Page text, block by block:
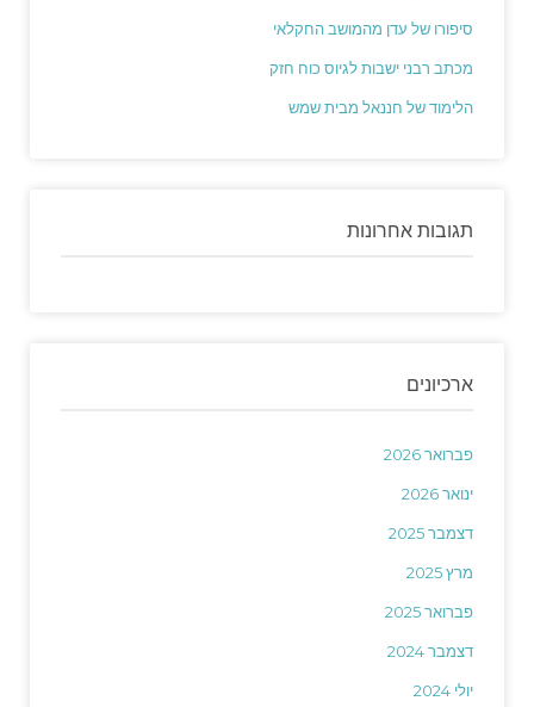
סיפורו של עדן מהמושב החקלאי
מכתב רבני ישבות לגיוס כוח חזק
הלימוד של חננאל מבית שמש
תגובות אחרונות
ארכיונים
פברואר 2026
ינואר 2026
דצמבר 2025
מרץ 2025
פברואר 2025
דצמבר 2024
יולי 2024